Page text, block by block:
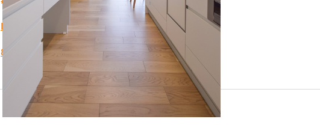
DETAIL HOME（ディテールホーム）
8の字回遊で家事楽デザイン